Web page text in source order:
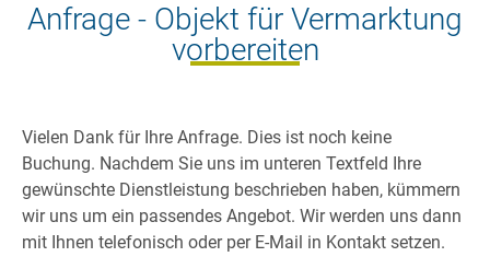
Anfrage - Objekt für Vermarktung
vorbereiten
Vielen Dank für Ihre Anfrage. Dies ist noch keine
Buchung. Nachdem Sie uns im unteren Textfeld Ihre
gewünschte Dienstleistung beschrieben haben, kümmern
wir uns um ein passendes Angebot. Wir werden uns dann
mit Ihnen telefonisch oder per E-Mail in Kontakt setzen.